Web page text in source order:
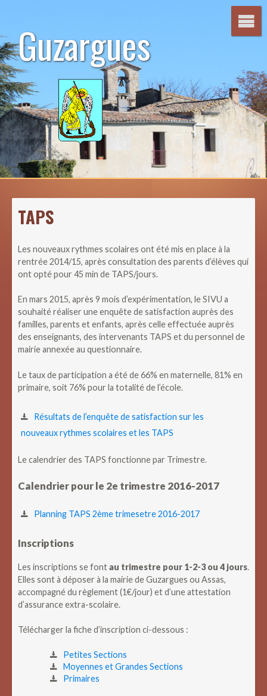
contenuGuzargues
TAPS
Les nouveaux rythmes scolaires ont été mis en place à la
rentrée 2014/15, après consultation des parents d’élèves qui
ont opté pour 45 min de TAPS/jours.
En mars 2015, après 9 mois d’expérimentation, le SIVU a
souhaité réaliser une enquête de satisfaction auprès des
familles, parents et enfants, après celle effectuée auprès
des enseignants, des intervenants TAPS et du personnel de
mairie annexée au questionnaire.
Le taux de participation a été de 66% en maternelle, 81% en
primaire, soit 76% pour la totalité de l’école.
Résultats de l’enquête de satisfaction sur les
nouveaux rythmes scolaires et les TAPS
Le calendrier des TAPS fonctionne par Trimestre.
Calendrier pour le 2e trimestre 2016-2017
Planning TAPS 2ème trimesetre 2016-2017
Inscriptions
Les inscriptions se fontau trimestre pour 1-2-3 ou 4 jours.
Elles sont à déposer à la mairie de Guzargues ou Assas,
accompagné du règlement (1€/jour) et d’une attestation
d’assurance extra-scolaire.
Télécharger la fiche d’inscription ci-dessous :
Petites Sections
Moyennes et Grandes Sections
Primaires